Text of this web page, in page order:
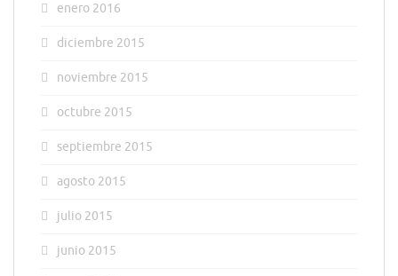
enero 2016
diciembre 2015
noviembre 2015
octubre 2015
septiembre 2015
agosto 2015
julio 2015
junio 2015